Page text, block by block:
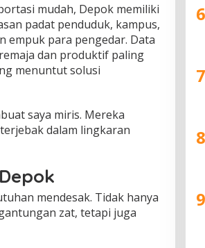
mudah, Depok memiliki
padat penduduk, kampus,
empuk para pengedar. Data
dan produktif paling
menuntut solusi
saya miris. Mereka
dalam lingkaran
mendesak. Tidak hanya
zat, tetapi juga
6
7
8
9